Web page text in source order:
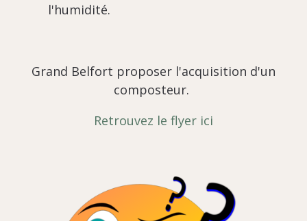
l'humidité.
Grand Belfort proposer l'acquisition d'un
composteur.
Retrouvez le flyer ici